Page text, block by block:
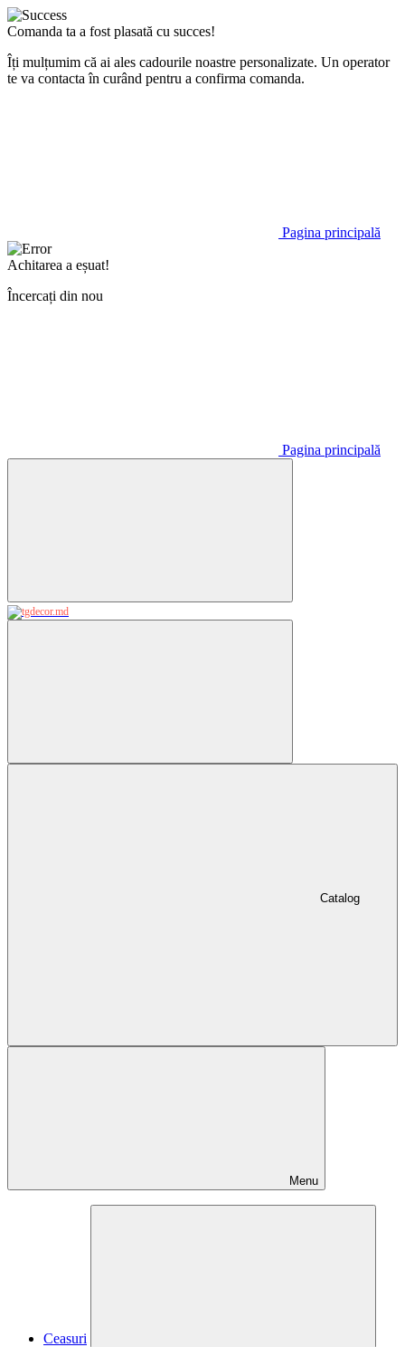
Comanda ta a fost plasată cu succes!
Îți mulțumim că ai ales cadourile noastre personalizate. Un operator
te va contacta în curând pentru a confirma comanda.
Pagina principală
Achitarea a eșuat!
Încercați din nou
Pagina principală
Catalog
Menu
Ceasuri